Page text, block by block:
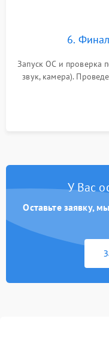
6.
Запуск ОС и проверка
звук, камера).
для контроля
системы
У Вас
Оставьте заявку,